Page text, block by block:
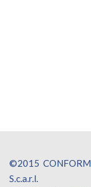
©2015
S.c.a.r.l.